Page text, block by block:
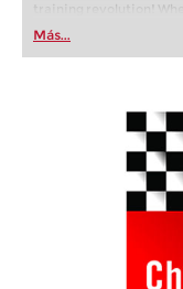
training revolution!
first steps into the world
playing at a tournament
train more efficiently,
Más...